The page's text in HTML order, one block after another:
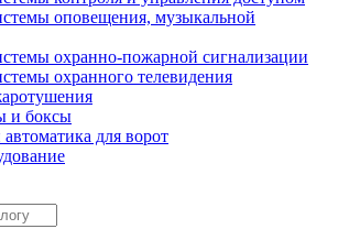
оповещения, музыкальной
охранно-пожарной сигнализации
охранного телевидения
и боксы
для ворот